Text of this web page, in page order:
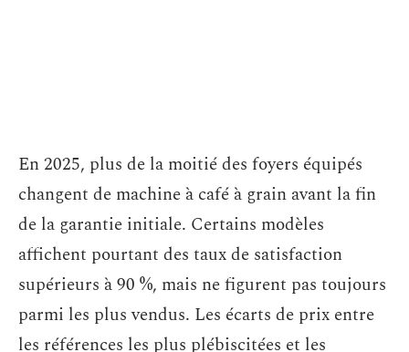
En 2025, plus de la moitié des foyers équipés
changent de machine à café à grain avant la fin
de la garantie initiale. Certains modèles
affichent pourtant des taux de satisfaction
supérieurs à 90 %, mais ne figurent pas toujours
parmi les plus vendus. Les écarts de prix entre
les références les plus plébiscitées et les